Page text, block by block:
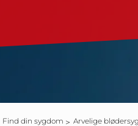
Find din sygdom Arvelige